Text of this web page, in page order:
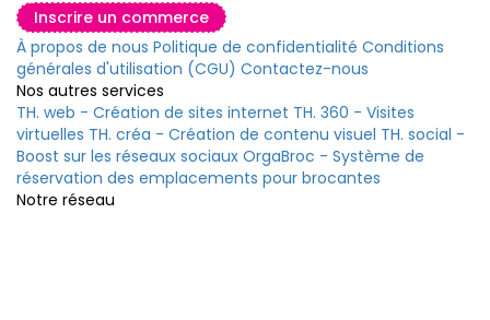
Inscrire un commerce
À propos de nous Politique de confidentialité Conditions
générales d'utilisation (CGU) Contactez-nous
Nos autres services
TH. web - Création de sites internet TH. 360 - Visites
virtuelles TH. créa - Création de contenu visuel TH. social -
Boost sur les réseaux sociaux OrgaBroc - Système de
réservation des emplacements pour brocantes
Notre réseau